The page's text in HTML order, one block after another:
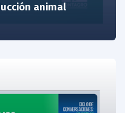
animal